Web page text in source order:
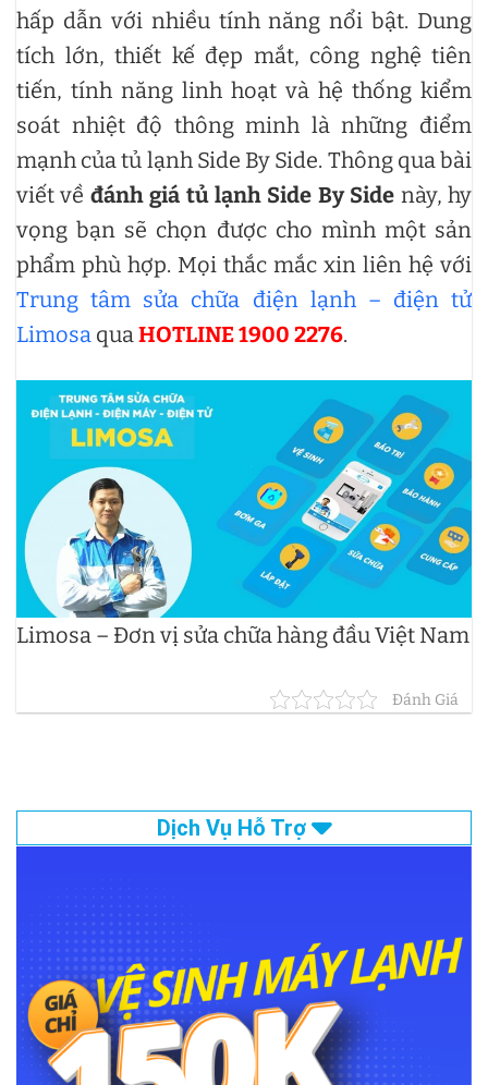
hấp dẫn với nhiều tính năng nổi bật. Dung
tích lớn, thiết kế đẹp mắt, công nghệ tiên
tiến, tính năng linh hoạt và hệ thống kiểm
soát nhiệt độ thông minh là những điểm
mạnh của tủ lạnh Side By Side. Thông qua bài
viết về đánh giá tủ lạnh Side By Side này, hy
vọng bạn sẽ chọn được cho mình một sản
phẩm phù hợp. Mọi thắc mắc xin liên hệ với
Trung tâm sửa chữa điện lạnh – điện tử
Limosa quaHOTLINE 1900 2276.
Limosa – Đơn vị sửa chữa hàng đầu Việt Nam
Đánh Giá
Dịch Vụ Hỗ Trợ